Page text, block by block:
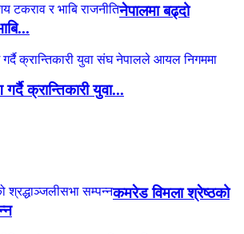
नेपालमा बढ्दो
गर्दै क्रान्तिकारी युवा...
कमरेड विमला श्रेष्ठको